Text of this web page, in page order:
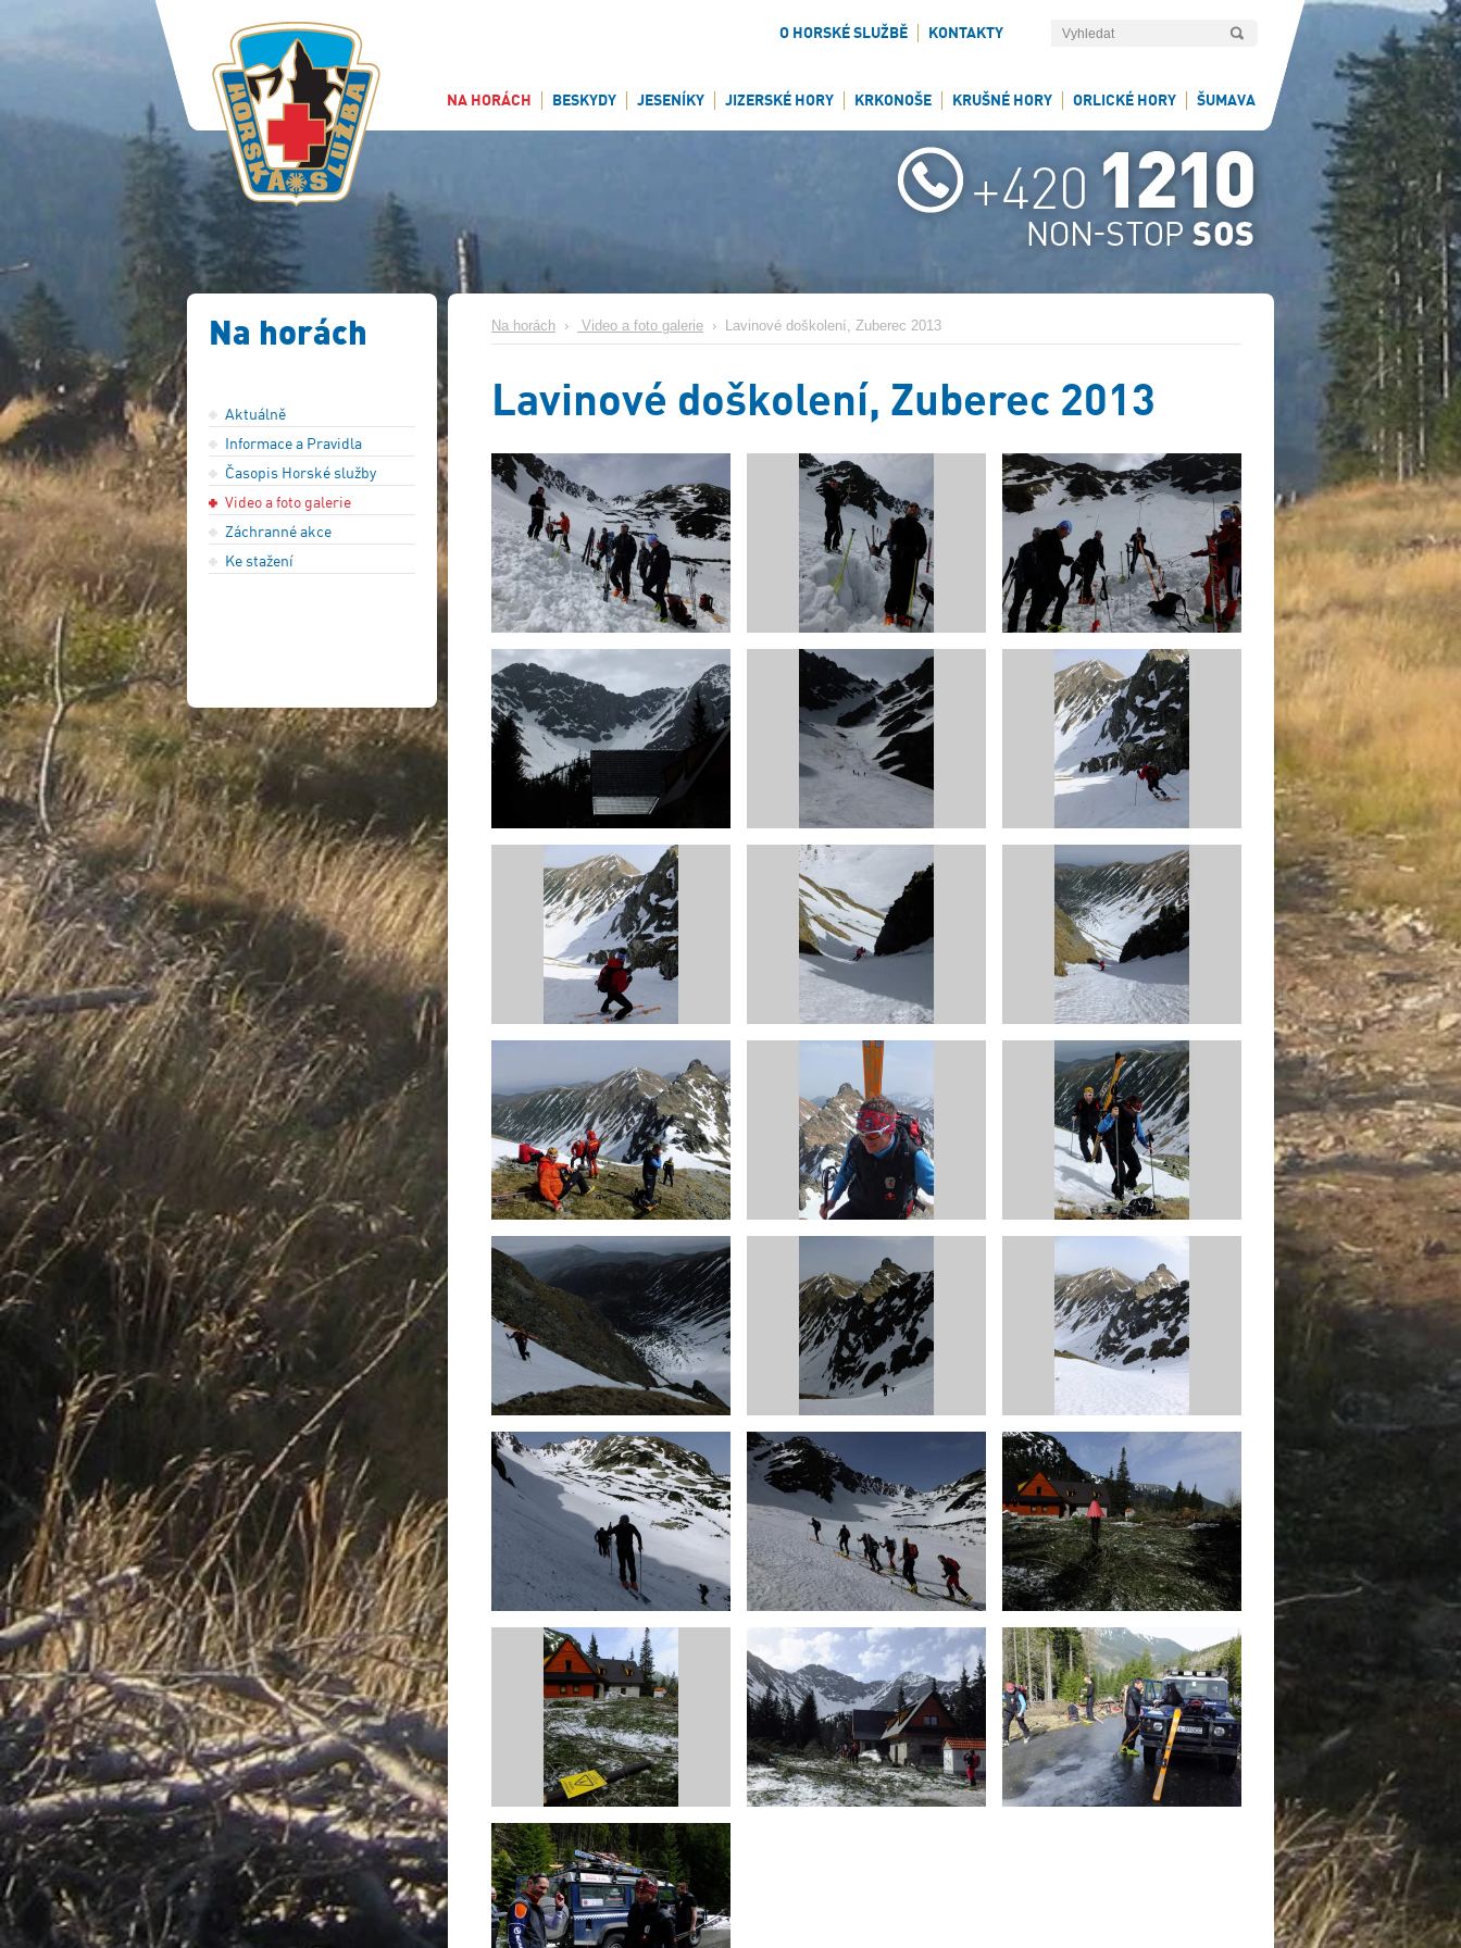
O HORSKÉ SLUŽBĚ KONTAKTY
NA HORÁCH BESKYDY JESENÍKY JIZERSKÉ HORY KRKONOŠE KRUŠNÉ HORY ORLICKÉ HORY ŠUMAVA
Na horách
Aktuálně
Informace a Pravidla
Časopis Horské služby
Video a foto galerie
Záchranné akce
Ke stažení
Na horách › Video a foto galerie › Lavinové doškolení, Zuberec 2013
Lavinové doškolení, Zuberec 2013